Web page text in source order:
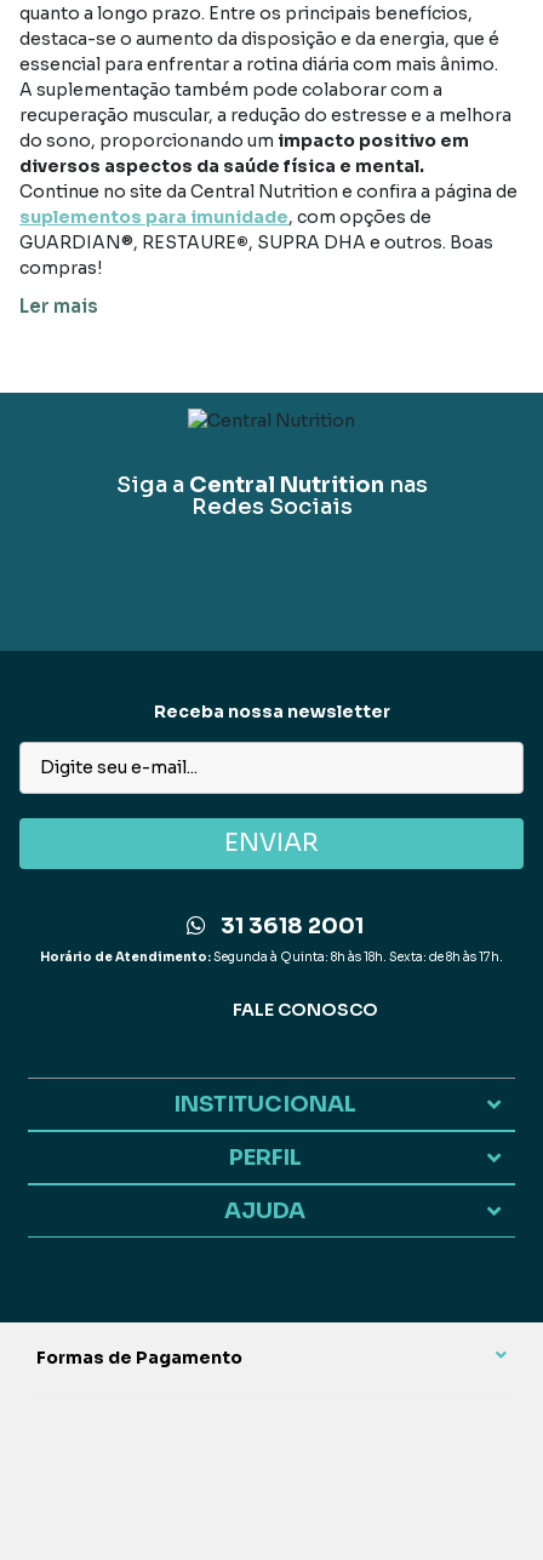
quanto a longo prazo. Entre os principais benefícios,
destaca-se o aumento da disposição e da energia, que é
essencial para enfrentar a rotina diária com mais ânimo.
A suplementação também pode colaborar com a
recuperação muscular, a redução do estresse e a melhora
do sono, proporcionando um impacto positivo em
diversos aspectos da saúde física e mental.
Continue no site da Central Nutrition e confira a página de
suplementos para imunidade, com opções de
GUARDIAN®, RESTAURE®, SUPRA DHA e outros. Boas
compras!
Ler mais
Siga a Central Nutrition nas
Redes Sociais
Receba nossa newsletter
ENVIAR
31 3618 2001
Horário de Atendimento:Segunda à Quinta: 8h às 18h. Sexta: de 8h às 17h.
FALE CONOSCO
INSTITUCIONAL
PERFIL
AJUDA
Formas de Pagamento